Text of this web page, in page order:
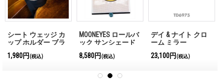
シート ウェッジ カ
ップ ホルダー ブラ
1,980円 (税込)
MOONEYES ロールバ
ック サンシェード
8,580円 (税込)
デイ & ナイト クロ
ーム ミラー
23,100円 (税込)